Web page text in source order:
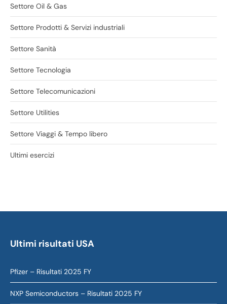
Settore Oil & Gas
Settore Prodotti & Servizi industriali
Settore Sanità
Settore Tecnologia
Settore Telecomunicazioni
Settore Utilities
Settore Viaggi & Tempo libero
Ultimi esercizi
Ultimi risultati USA
Pfizer – Risultati 2025 FY
NXP Semiconductors – Risultati 2025 FY